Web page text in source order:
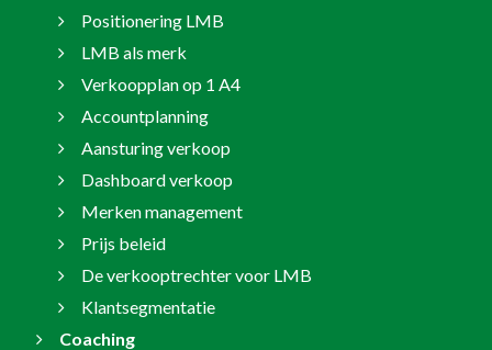
Positionering LMB
LMB als merk
Verkoopplan op 1 A4
Accountplanning
Aansturing verkoop
Dashboard verkoop
Merken management
Prijs beleid
De verkooptrechter voor LMB
Klantsegmentatie
Coaching